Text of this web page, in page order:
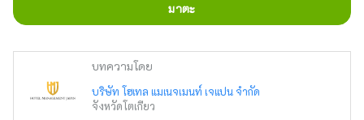
มาตะ
บทความโดย
บริษัท โฮเทล แมเนจเมนท์ เจแปน จำกัด
จังหวัดโตเกียว